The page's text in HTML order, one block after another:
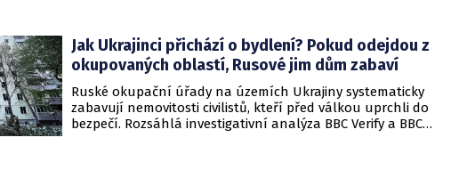
Jak Ukrajinci přichází o bydlení? Pokud odejdou z
okupovaných oblastí, Rusové jim dům zabaví
Ruské okupační úřady na územích Ukrajiny systematicky
zabavují nemovitosti civilistů, kteří před válkou uprchli do
bezpečí. Rozsáhlá investigativní analýza BBC Verify a BBC